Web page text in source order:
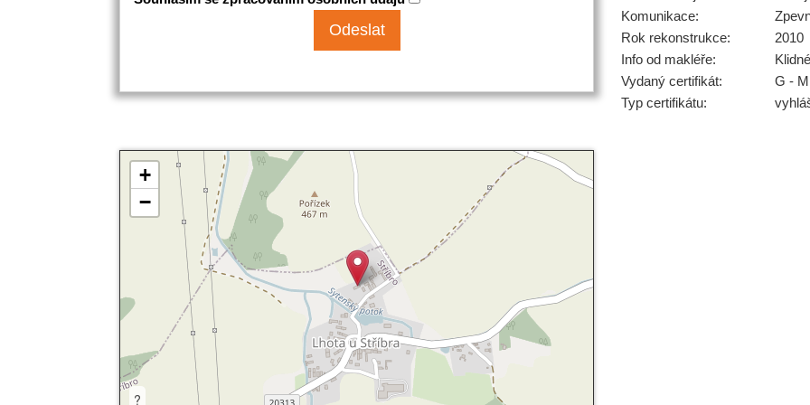
Komunikace:
Rok rekonstrukce:
2010
Info od makléře:
Vydaný certifikát:
G -
Typ certifikátu:
+
−
?